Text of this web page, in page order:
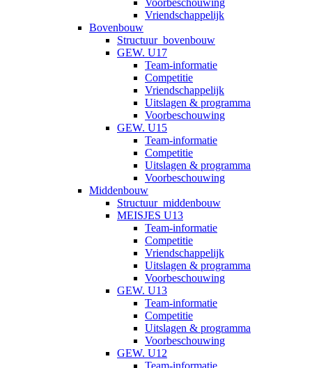
Voorbeschouwing
Vriendschappelijk
Bovenbouw
Structuur_bovenbouw
GEW. U17
Team-informatie
Competitie
Vriendschappelijk
Uitslagen & programma
Voorbeschouwing
GEW. U15
Team-informatie
Competitie
Uitslagen & programma
Voorbeschouwing
Middenbouw
Structuur_middenbouw
MEISJES U13
Team-informatie
Competitie
Vriendschappelijk
Uitslagen & programma
Voorbeschouwing
GEW. U13
Team-informatie
Competitie
Uitslagen & programma
Voorbeschouwing
GEW. U12
Team-informatie